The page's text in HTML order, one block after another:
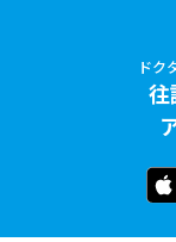
ドク
往